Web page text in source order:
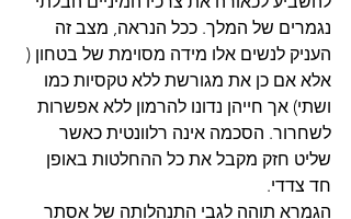
נגמרים של המלך. ככל הנראה, מצב זה
העניק לנשים אלו מידה מסוימת של בטחון (
אלא אם כן את מגורשת ללא טקסיות כמו
ושתי) אך חייהן נדונו להרמון ללא אפשרות
לשחרור. הסכמה אינה רלוונטית כאשר
שליט חזק מקבל את כל ההחלטות באופן
חד צדדי.
הגמרא תוהה לגבי התנהלותה של אסתר